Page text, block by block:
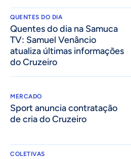
QUENTES DO DIA
Quentes do dia na Samuca
TV: Samuel Venâncio
atualiza últimas informações
do Cruzeiro
MERCADO
Sport anuncia contratação
de cria do Cruzeiro
COLETIVAS